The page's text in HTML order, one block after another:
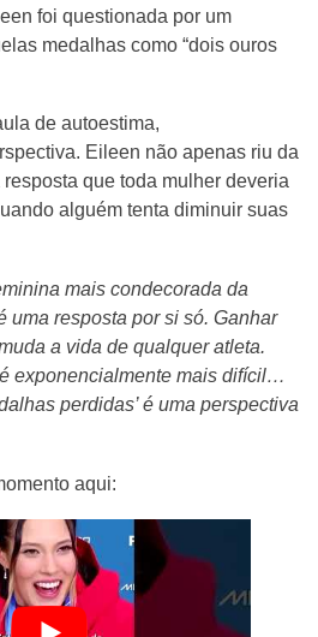
foi questionada por um
medalhas como “dois ouros
de autoestima,
Eileen não apenas riu da
que toda mulher deveria
alguém tenta diminuir suas
mais condecorada da
uma resposta por si só. Ganhar
a vida de qualquer atleta.
exponencialmente mais difícil…
perdidas’ é uma perspectiva
aqui: